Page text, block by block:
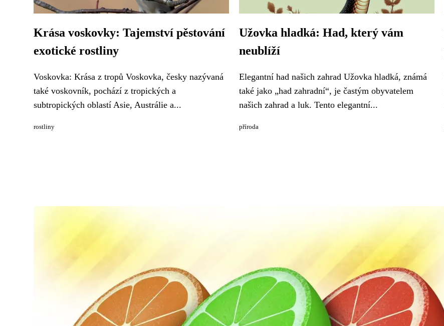
Krása voskovky: Tajemství pěstování
exotické rostliny
Voskovka: Krása z tropů Voskovka, česky nazývaná
také voskovník, pochází z tropických a
subtropických oblastí Asie, Austrálie a...
rostliny
Užovka hladká: Had, který vám
neublíží
Elegantní had našich zahrad Užovka hladká, známá
také jako „had zahradní“, je častým obyvatelem
našich zahrad a luk. Tento elegantní...
příroda